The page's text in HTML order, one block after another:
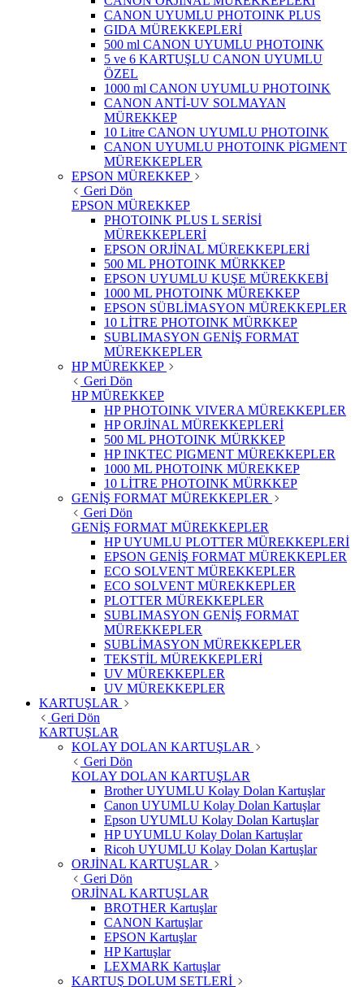
CANON UYUMLU PHOTOINK PLUS
GIDA MÜREKKEPLERİ
500 ml CANON UYUMLU PHOTOINK
5 ve 6 KARTUŞLU CANON UYUMLU
ÖZEL
1000 ml CANON UYUMLU PHOTOINK
CANON ANTİ-UV SOLMAYAN
MÜREKKEP
10 Litre CANON UYUMLU PHOTOINK
CANON UYUMLU PHOTOINK PİGMENT
MÜREKKEPLER
EPSON MÜREKKEP
Geri Dön
EPSON MÜREKKEP
PHOTOINK PLUS L SERİSİ
MÜREKKEPLERİ
EPSON ORJİNAL MÜREKKEPLERİ
500 ML PHOTOINK MÜRKKEP
EPSON UYUMLU KUŞE MÜREKKEBİ
1000 ML PHOTOINK MÜREKKEP
EPSON SÜBLİMASYON MÜREKKEPLER
10 LİTRE PHOTOINK MÜRKKEP
SUBLIMASYON GENİŞ FORMAT
MÜREKKEPLER
HP MÜREKKEP
Geri Dön
HP MÜREKKEP
HP PHOTOINK VIVERA MÜREKKEPLER
HP ORJİNAL MÜREKKEPLERİ
500 ML PHOTOINK MÜRKKEP
HP INKTEC PIGMENT MÜREKKEPLER
1000 ML PHOTOINK MÜREKKEP
10 LİTRE PHOTOINK MÜRKKEP
GENİŞ FORMAT MÜREKKEPLER
Geri Dön
GENİŞ FORMAT MÜREKKEPLER
HP UYUMLU PLOTTER MÜREKKEPLERİ
EPSON GENİŞ FORMAT MÜREKKEPLER
ECO SOLVENT MÜREKKEPLER
ECO SOLVENT MÜREKKEPLER
PLOTTER MÜREKKEPLER
SUBLIMASYON GENİŞ FORMAT
MÜREKKEPLER
SUBLİMASYON MÜREKKEPLER
TEKSTİL MÜREKKEPLERİ
UV MÜREKKEPLER
UV MÜREKKEPLER
KARTUŞLAR
Geri Dön
KARTUŞLAR
KOLAY DOLAN KARTUŞLAR
Geri Dön
KOLAY DOLAN KARTUŞLAR
Brother UYUMLU Kolay Dolan Kartuşlar
Canon UYUMLU Kolay Dolan Kartuşlar
Epson UYUMLU Kolay Dolan Kartuşlar
HP UYUMLU Kolay Dolan Kartuşlar
Ricoh UYUMLU Kolay Dolan Kartuşlar
ORJİNAL KARTUŞLAR
Geri Dön
ORJİNAL KARTUŞLAR
BROTHER Kartuşlar
CANON Kartuşlar
EPSON Kartuşlar
HP Kartuşlar
LEXMARK Kartuşlar
KARTUŞ DOLUM SETLERİ